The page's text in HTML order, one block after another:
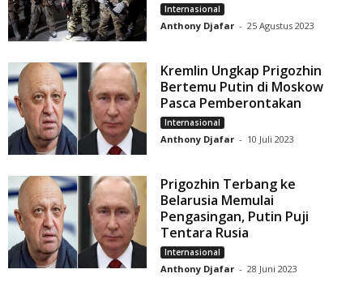
Internasional
Anthony Djafar - 25 Agustus 2023
Kremlin Ungkap Prigozhin
Bertemu Putin di Moskow
Pasca Pemberontakan
Internasional
Anthony Djafar - 10 Juli 2023
Prigozhin Terbang ke
Belarusia Memulai
Pengasingan, Putin Puji
Tentara Rusia
Internasional
Anthony Djafar - 28 Juni 2023